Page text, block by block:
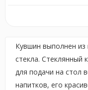
Кувшин выполнен из
стекла. Стеклянный
для подачи на стол
напитков, его